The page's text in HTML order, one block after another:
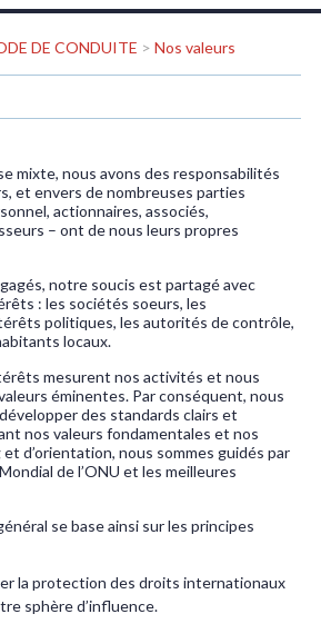
DE CONDUITE > Nos valeurs
mixte, nous avons des responsabilités
et envers de nombreuses parties
actionnaires, associés,
– ont de nous leurs propres
notre soucis est partagé avec
: les sociétés soeurs, les
politiques, les autorités de contrôle,
locaux.
mesurent nos activités et nous
éminentes. Par conséquent, nous
des standards clairs et
nos valeurs fondamentales et nos
d’orientation, nous sommes guidés par
de l’ONU et les meilleures
se base ainsi sur les principes
la protection des droits internationaux
sphère d’influence.